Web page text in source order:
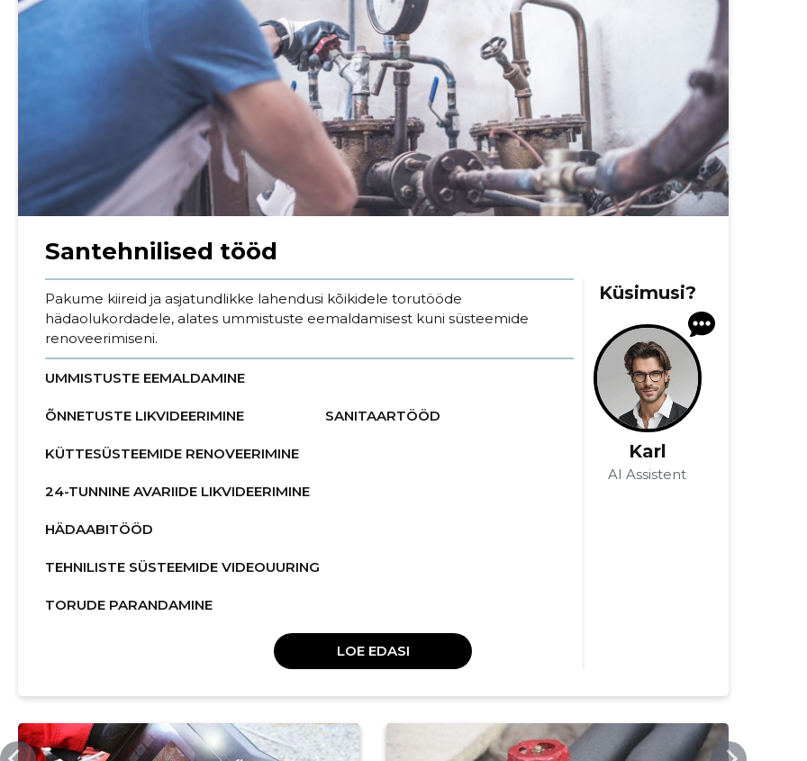
Santehnilised tööd
Pakume kiireid ja asjatundlikke lahendusi kõikidele torutööde
hädaolukordadele, alates ummistuste eemaldamisest kuni süsteemide
renoveerimiseni.
UMMISTUSTE EEMALDAMINE
ÕNNETUSTE LIKVIDEERIMINE SANITAARTÖÖD
KÜTTESÜSTEEMIDE RENOVEERIMINE
24-TUNNINE AVARIIDE LIKVIDEERIMINE
HÄDAABITÖÖD
TEHNILISTE SÜSTEEMIDE VIDEOUURING
TORUDE PARANDAMINE
LOE EDASI
Küsimusi?
Karl
AI Assistent
TORUGURU.EE TORUGURU.EE
Sinu nimi